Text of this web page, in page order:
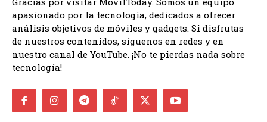
apasionado por la tecnología, dedicados a ofrecer
análisis objetivos de móviles y gadgets. Si disfrutas
de nuestros contenidos, síguenos en redes y en
nuestro canal de YouTube. ¡No te pierdas nada sobre
tecnología!